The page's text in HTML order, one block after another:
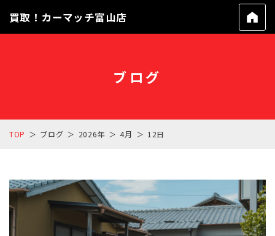
買取！カーマッチ富山店
ブログ
TOP ブログ 2026年 4月 12日